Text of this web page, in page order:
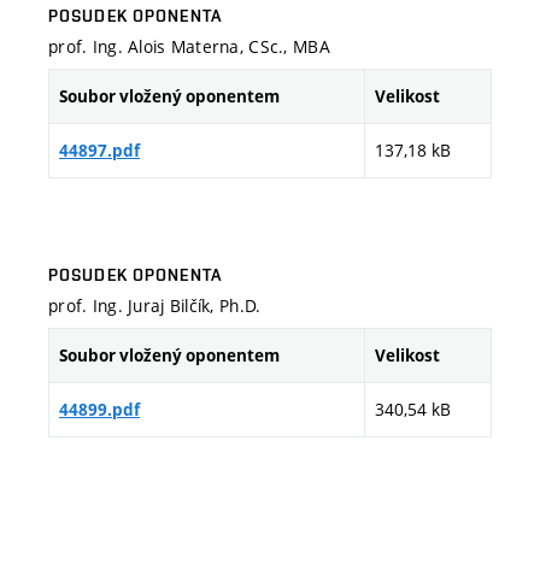
POSUDEK OPONENTA
prof. Ing. Alois Materna, CSc., MBA
Soubor vložený oponentem Velikost
44897.pdf 137,18 kB
POSUDEK OPONENTA
prof. Ing. Juraj Bilčík, Ph.D.
Soubor vložený oponentem Velikost
44899.pdf 340,54 kB